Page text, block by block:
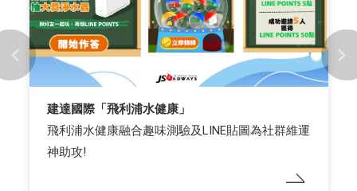
建達國際「飛利浦水健康」
飛利浦水健康融合趣味測驗及LINE貼圖為社群維運
神助攻!